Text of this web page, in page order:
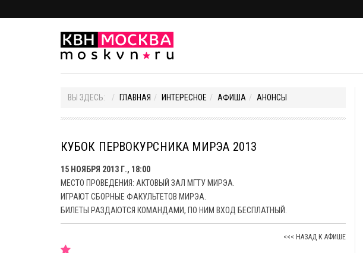
ВЫ ЗДЕСЬ: ГЛАВНАЯ ИНТЕРЕСНОЕ АФИША АНОНСЫ
КУБОК ПЕРВОКУРСНИКА МИРЭА 2013
15 НОЯБРЯ 2013 Г., 18:00
МЕСТО ПРОВЕДЕНИЯ: АКТОВЫЙ ЗАЛ МГТУ МИРЭА.
ИГРАЮТ СБОРНЫЕ ФАКУЛЬТЕТОВ МИРЭА.
БИЛЕТЫ РАЗДАЮТСЯ КОМАНДАМИ, ПО НИМ ВХОД БЕСПЛАТНЫЙ.
<<< НАЗАД К АФИШЕ